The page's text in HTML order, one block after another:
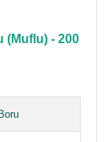
(Muflu) - 200